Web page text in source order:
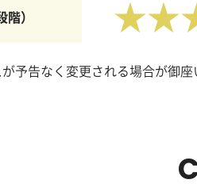
階）
予告なく変更される場合が御座